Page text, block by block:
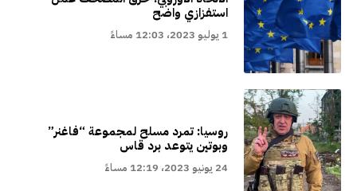
استفزازي واضح
1 يوليو 2023، 12:03 مساءً
روسيا: تمرد مسلح لمجموعة “فاغنر”
وبوتين يتوعد برد قاس
24 يونيو 2023، 12:19 مساءً